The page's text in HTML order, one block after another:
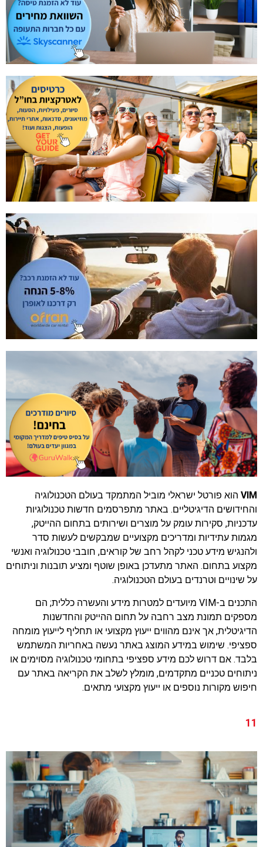
VIM הוא פורטל ישראלי מוביל המתמקד בעולם הטכנולוגיה
והחידושים הדיגיטליים. באתר מתפרסמים חדשות טכנולוגיות
עדכניות, סקירות עומק על מוצרים ושירותים בתחום ההייטק,
מגמות עתידיות ומדריכים מקצועיים שמבקשים לעשות סדר
ולהנגיש מידע טכני לקהל רחב של קוראים, חובבי טכנולוגיה ואנשי
מקצוע בתחום. האתר מתעדכן באופן שוטף ומציע תובנות וניתוחים
על שינויים וטרנדים בעולם הטכנולוגיה.
התכנים ב-VIM מיועדים למטרות מידע והעשרה כללית; הם
מספקים תמונת מצב רחבה על תחום ההייטק והחדשנות
הדיגיטלית, אך אינם מהווים ייעוץ מקצועי או תחליף לייעוץ מומחה
ספציפי. שימוש במידע המוצג באתר נעשה באחריות המשתמש
בלבד. אם דרוש לכם מידע ספציפי בתחומי טכנולוגיה מסוימים או
ניתוחים טכניים מתקדמים, מומלץ לשלב את הקריאה באתר עם
חיפוש מקורות נוספים או ייעוץ מקצועי מתאים.
11